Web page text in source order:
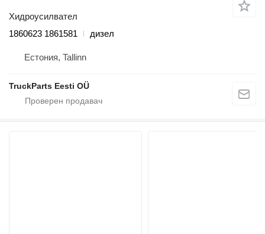
Хидроусилвател
1860623 1861581
дизел
Естония, Tallinn
TruckParts Eesti OÜ